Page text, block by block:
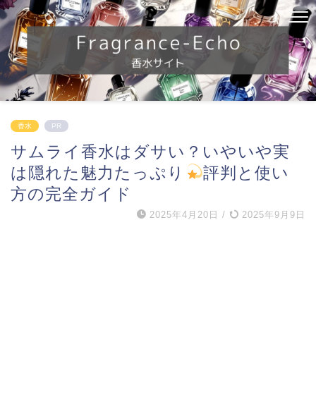
香水 PR
サムライ香水はダサい？いやいや実
は隠れた魅力たっぷり
評判と使い
方の完全ガイド
2025年4月20日 / 2025年9月9日